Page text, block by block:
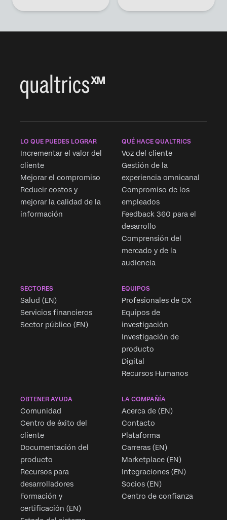
LO QUE PUEDES LOGRAR
Incrementar el valor del
cliente
Mejorar el compromiso
Reducir costos y
mejorar la calidad de la
información
QUÉ HACE QUALTRICS
Voz del cliente
Gestión de la
experiencia omnicanal
Compromiso de los
empleados
Feedback 360 para el
desarrollo
Comprensión del
mercado y de la
audiencia
SECTORES
Salud (EN)
Servicios financieros
Sector público (EN)
EQUIPOS
Profesionales de CX
Equipos de
investigación
Investigación de
producto
Digital
Recursos Humanos
OBTENER AYUDA
Comunidad
Centro de éxito del
cliente
Documentación del
producto
Recursos para
desarrolladores
Formación y
certificación (EN)
LA COMPAÑÍA
Acerca de (EN)
Contacto
Plataforma
Carreras (EN)
Marketplace (EN)
Integraciones (EN)
Socios (EN)
Centro de confianza